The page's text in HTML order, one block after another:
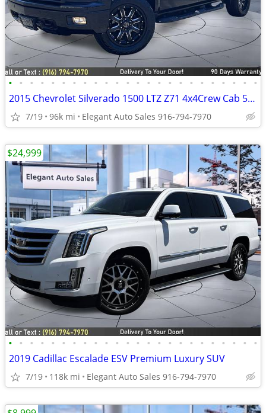
• • • • • • • • • • • • • • • • • • • • • • • •
2015 Chevrolet Silverado 1500 LTZ Z71 4x4Crew Cab 5.8 ft. SB Pickup
7/19 96k mi Elegant Auto Sales 916-794-7970
• • • • • • • • • • • • • • • • • • • • • • • •
2019 Cadillac Escalade ESV Premium Luxury SUV
7/19 118k mi Elegant Auto Sales 916-794-7970
$24,999